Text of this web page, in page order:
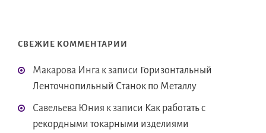
СВЕЖИЕ КОММЕНТАРИИ
Макарова Инга к записи Горизонтальный
Ленточнопильный Станок по Металлу
Савельева Юния к записи Как работать с
рекордными токарными изделиями